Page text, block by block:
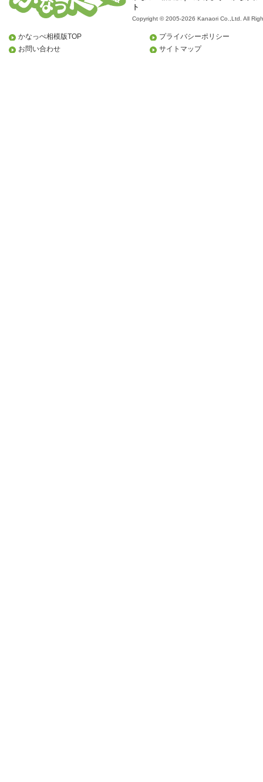
ト
Copyright © 2005-2026 Kanaori Co.,Ltd. All
かなっぺ相模版TOP
お問い合わせ
プライバシーポリシー
サイトマップ